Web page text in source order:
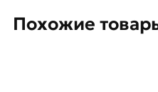
Похожие